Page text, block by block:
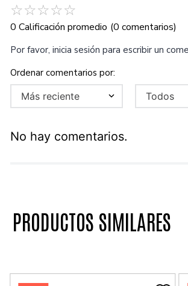
☆☆☆☆☆
0 Calificación promedio (0 comentarios)
Por favor, inicia sesión para escribir un
Más reciente Todos
No hay comentarios.
PRODUCTOS SIMILARES